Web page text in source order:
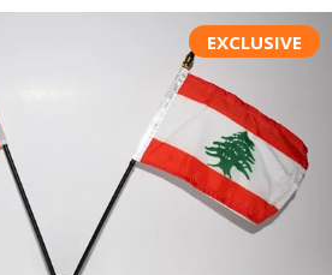
EXCLUSIVE